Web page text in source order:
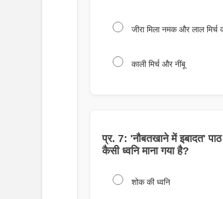
जीरा मिला नमक और लाल मिर्च
काली मिर्च और नींबू
प्र. 7: 'नौबतखाने में इबादत'
कैसी ध्वनि माना गया है?
शोक की ध्वनि